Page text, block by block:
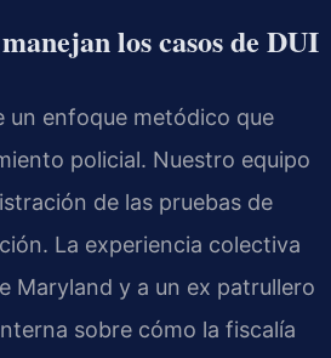
los casos de DUI
un enfoque metódico que
policial. Nuestro equipo
de las pruebas de
La experiencia colectiva
Maryland y a un ex patrullero
sobre cómo la fiscalía